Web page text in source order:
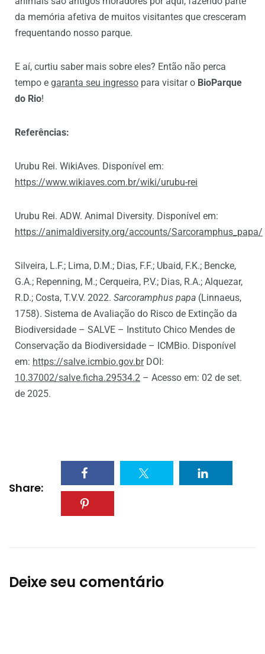
da memória afetiva de muitos visitantes que cresceram
frequentando nosso parque.
E aí, curtiu saber mais sobre eles? Então não perca
tempo e garanta seu ingresso para visitar o BioParque
do Rio!
Referências:
Urubu Rei. WikiAves. Disponível em:
https://www.wikiaves.com.br/wiki/urubu-rei
Urubu Rei. ADW. Animal Diversity. Disponível em:
https://animaldiversity.org/accounts/Sarcoramphus_papa/
Silveira, L.F.; Lima, D.M.; Dias, F.F.; Ubaid, F.K.; Bencke,
G.A.; Repenning, M.; Cerqueira, P.V.; Dias, R.A.; Alquezar,
R.D.; Costa, T.V.V. 2022. Sarcoramphus papa (Linnaeus,
1758). Sistema de Avaliação do Risco de Extinção da
Biodiversidade – SALVE – Instituto Chico Mendes de
Conservação da Biodiversidade – ICMBio. Disponível
em: https://salve.icmbio.gov.brDOI:
10.37002/salve.ficha.29534.2 – Acesso em: 02 de set.
de 2025.
Share:
Deixe seu comentário